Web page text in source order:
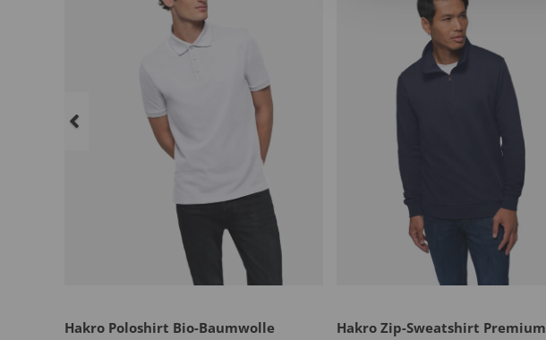
Hakro Poloshirt Bio-Baumwolle Hakro Zip-Sweatshirt Premium